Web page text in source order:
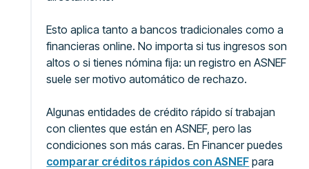
Esto aplica tanto a bancos tradicionales como a
financieras online. No importa si tus ingresos son
altos o si tienes nómina fija: un registro en ASNEF
suele ser motivo automático de rechazo.
Algunas entidades de crédito rápido sí trabajan
con clientes que están en ASNEF, pero las
condiciones son más caras. En Financer puedes
comparar créditos rápidos con ASNEF para